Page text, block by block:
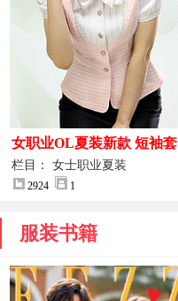
女职业OL夏装新款 短袖套
装女正装
栏目： 女士职业夏装
2924 1
服装书籍